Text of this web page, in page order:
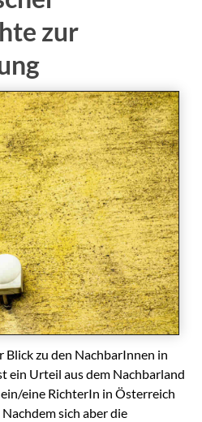
zur
zu den NachbarInnen in
ein Urteil aus dem Nachbarland
eine RichterIn in Österreich
sich aber die